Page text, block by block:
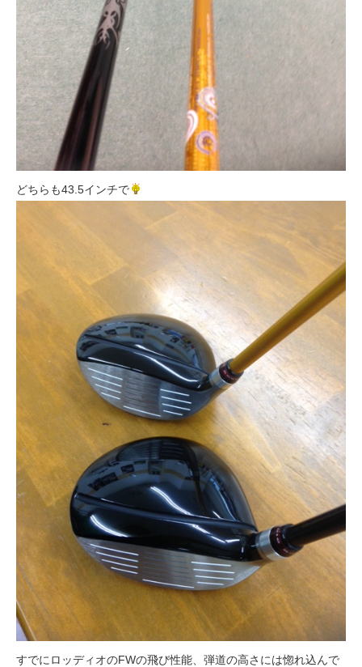
どちらも43.5インチで
すでにロッディオのFWの飛び性能、弾道の高さには惚れ込んで